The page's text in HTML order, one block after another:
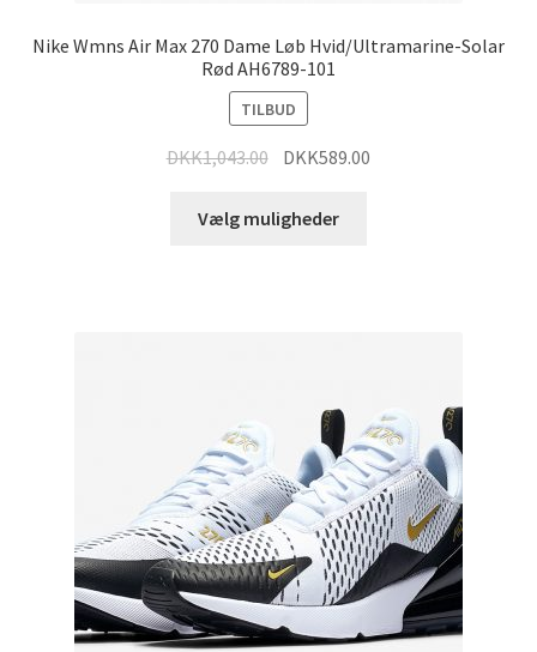
Nike Wmns Air Max 270 Dame Løb Hvid/Ultramarine-Solar
Rød AH6789-101
TILBUD
DKK1,043.00 DKK589.00
Vælg muligheder